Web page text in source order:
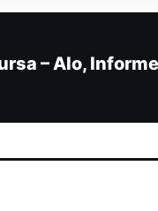
– Alo,